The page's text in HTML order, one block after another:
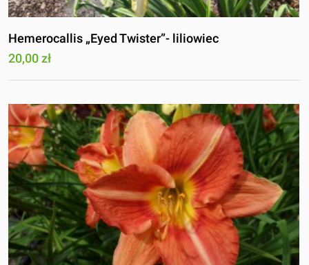
Hemerocallis „Eyed Twister”- liliowiec
20,00 zł